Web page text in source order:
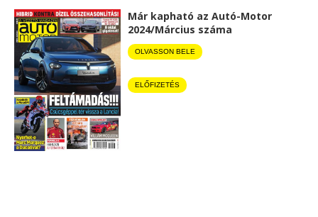
Már kapható az Autó-Motor
2024/Március száma
OLVASSON BELE
ELŐFIZETÉS